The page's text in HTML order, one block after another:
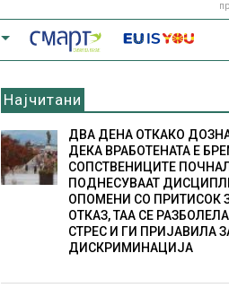
Најчитани
ДВА ДЕНА ОТКАКО
ДЕКА ВРАБОТЕНАТА Е
СОПСТВЕНИЦИТЕ
ПОДНЕСУВААТ
ОПОМЕНИ СО ПРИТИСОК
ОТКАЗ, ТАА СЕ
СТРЕС И ГИ ПРИЈАВИЛА
ДИСКРИМИНАЦИЈА